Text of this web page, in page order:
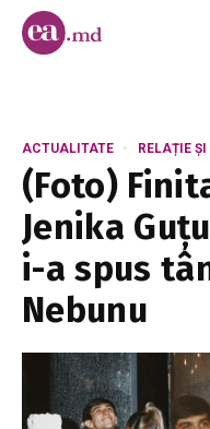
ACTUALITATE RELAȚIE ȘI
(Foto)
Jenika
i-a spus
Nebunu